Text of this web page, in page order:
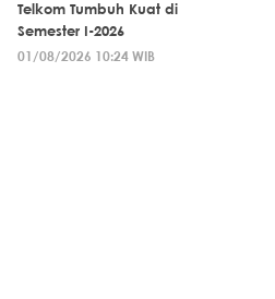
Telkom Tumbuh Kuat di
Semester I-2026
01/08/2026 10:24 WIB